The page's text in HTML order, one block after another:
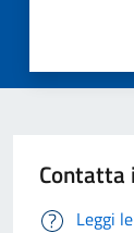
Contatta
Leggi